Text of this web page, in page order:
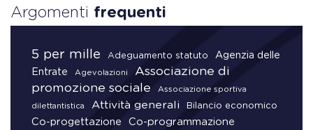
Argomenti frequenti
5 per mille Adeguamento statuto
Agenzia delle
Entrate
Agevolazioni
Associazione di
promozione sociale
Associazione sportiva
dilettantistica Attività generali Bilancio economico
Co-progettazione Co-programmazione